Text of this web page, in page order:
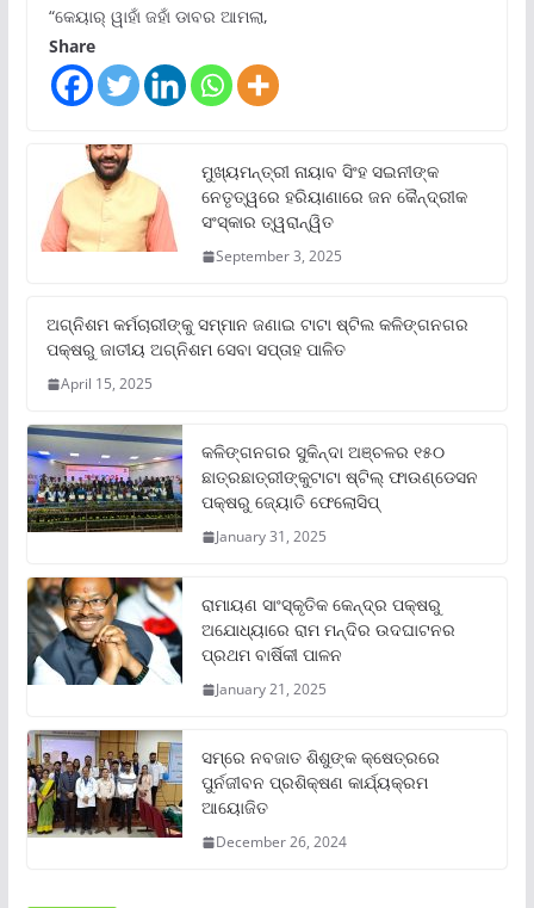
“କେୟାର୍ ୱାହାଁ ଜହାଁ ଡାବର ଆମଲା,
Share
ମୁଖ୍ୟମନ୍ତ୍ରୀ ନାୟାବ ସିଂହ ସଇନୀଙ୍କ
ନେତୃତ୍ୱରେ ହରିୟାଣାରେ ଜନ କୈନ୍ଦ୍ରୀକ
ସଂସ୍କାର ତ୍ୱରାନ୍ୱିତ
September 3, 2025
ଅଗ୍ନିଶମ କର୍ମଚାରୀଙ୍କୁ ସମ୍ମାନ ଜଣାଇ ଟାଟା ଷ୍ଟିଲ କଳିଙ୍ଗନଗର
ପକ୍ଷରୁ ଜାତୀୟ ଅଗ୍ନିଶମ ସେବା ସପ୍ତାହ ପାଳିତ
April 15, 2025
କଳିଙ୍ଗନଗର ସୁକିନ୍ଦା ଅଞ୍ଚଳର ୧୫୦
ଛାତ୍ରଛାତ୍ରୀଙ୍କୁଟାଟା ଷ୍ଟିଲ୍ ଫାଉଣ୍ଡେସନ
ପକ୍ଷରୁ ଜ୍ୟୋତି ଫେଲୋସିପ୍‌
January 31, 2025
ରାମାୟଣ ସାଂସ୍କୃତିକ କେନ୍ଦ୍ର ପକ୍ଷରୁ
ଅଯୋଧ୍ୟାରେ ରାମ ମନ୍ଦିର ଉଦଘାଟନର
ପ୍ରଥମ ବାର୍ଷିକୀ ପାଳନ
January 21, 2025
ସମ୍‌ରେ ନବଜାତ ଶିଶୁଙ୍କ କ୍ଷେତ୍ରରେ
ପୁର୍ନଜୀବନ ପ୍ରଶିକ୍ଷଣ କାର୍ଯ୍ୟକ୍ରମ
ଆୟୋଜିତ
December 26, 2024